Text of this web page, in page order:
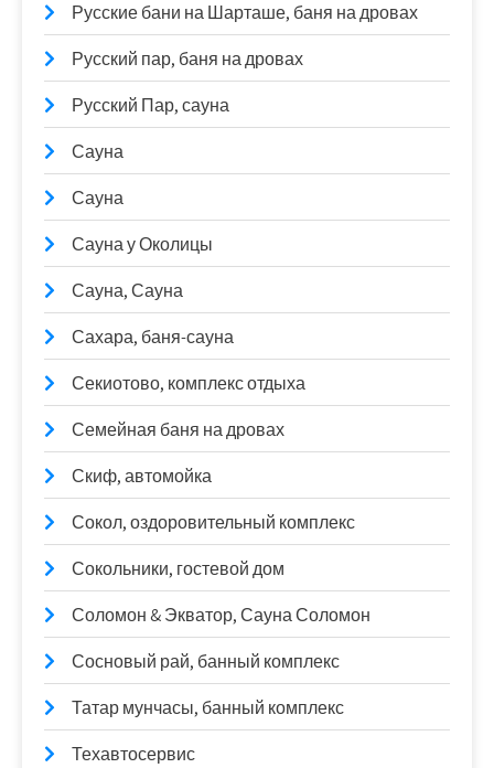
Русские бани на Шарташе, баня на дровах
Русский пар, баня на дровах
Русский Пар, сауна
Сауна
Сауна
Сауна у Околицы
Сауна, Сауна
Сахара, баня-сауна
Секиотово, комплекс отдыха
Семейная баня на дровах
Скиф, автомойка
Сокол, оздоровительный комплекс
Сокольники, гостевой дом
Соломон & Экватор, Сауна Соломон
Сосновый рай, банный комплекс
Татар мунчасы, банный комплекс
Техавтосервис